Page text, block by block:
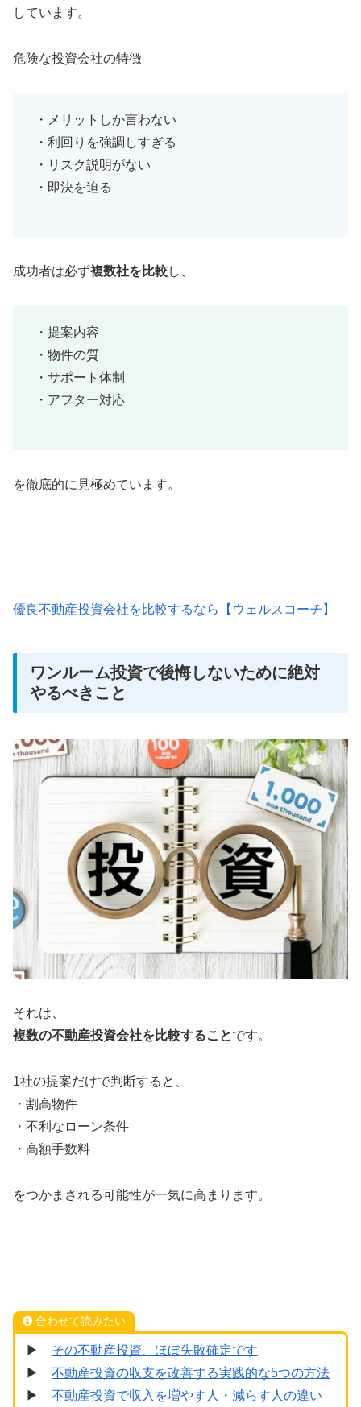
しています。
危険な投資会社の特徴
・メリットしか言わない
・利回りを強調しすぎる
・リスク説明がない
・即決を迫る
成功者は必ず複数社を比較し、
・提案内容
・物件の質
・サポート体制
・アフター対応
を徹底的に見極めています。
優良不動産投資会社を比較するなら【ウェルスコーチ】
ワンルーム投資で後悔しないために絶対
やるべきこと
それは、
複数の不動産投資会社を比較することです。
1社の提案だけで判断すると、
・割高物件
・不利なローン条件
・高額手数料
をつかまされる可能性が一気に高まります。
合わせて読みたい
▶ その不動産投資、ほぼ失敗確定です
▶ 不動産投資の収支を改善する実践的な5つの方法
▶ 不動産投資で収入を増やす人・減らす人の違い